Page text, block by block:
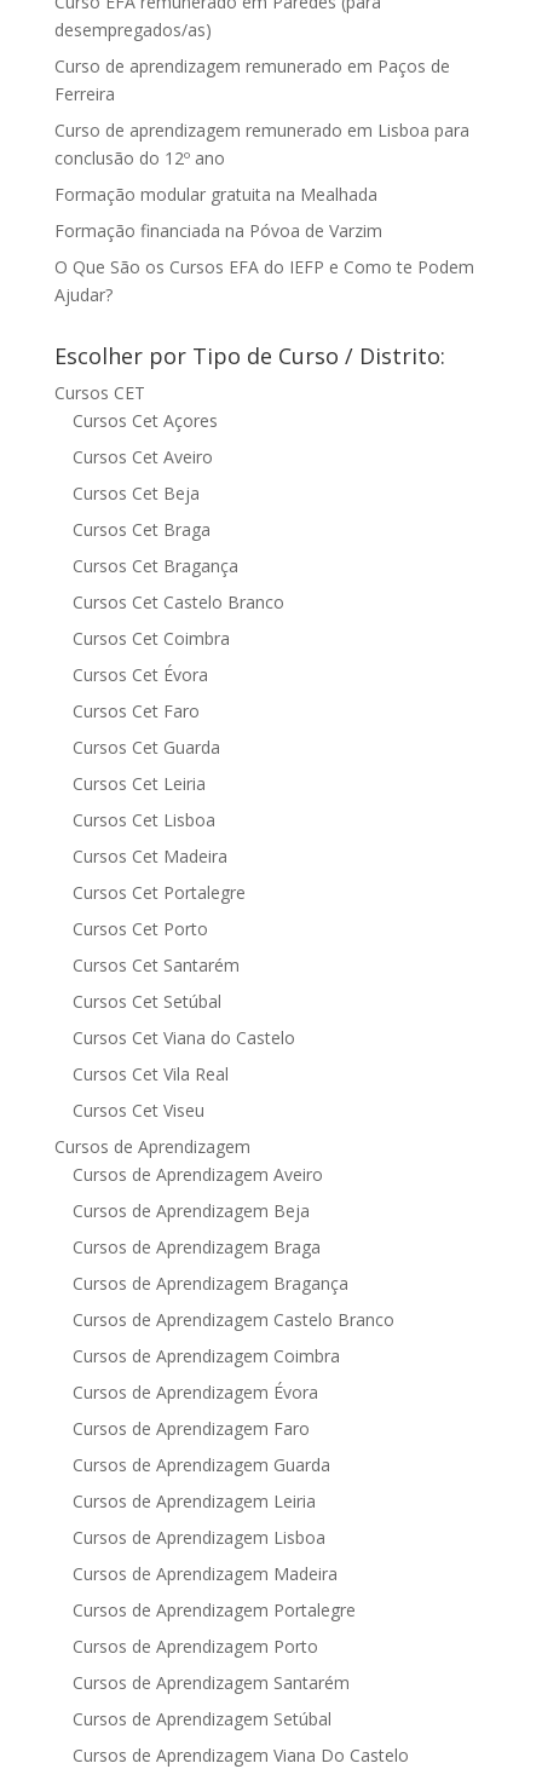
desempregados/as)
Curso de aprendizagem remunerado em Paços de
Ferreira
Curso de aprendizagem remunerado em Lisboa para
conclusão do 12º ano
Formação modular gratuita na Mealhada
Formação financiada na Póvoa de Varzim
O Que São os Cursos EFA do IEFP e Como te Podem
Ajudar?
Escolher por Tipo de Curso / Distrito:
Cursos CET
Cursos Cet Açores
Cursos Cet Aveiro
Cursos Cet Beja
Cursos Cet Braga
Cursos Cet Bragança
Cursos Cet Castelo Branco
Cursos Cet Coimbra
Cursos Cet Évora
Cursos Cet Faro
Cursos Cet Guarda
Cursos Cet Leiria
Cursos Cet Lisboa
Cursos Cet Madeira
Cursos Cet Portalegre
Cursos Cet Porto
Cursos Cet Santarém
Cursos Cet Setúbal
Cursos Cet Viana do Castelo
Cursos Cet Vila Real
Cursos Cet Viseu
Cursos de Aprendizagem
Cursos de Aprendizagem Aveiro
Cursos de Aprendizagem Beja
Cursos de Aprendizagem Braga
Cursos de Aprendizagem Bragança
Cursos de Aprendizagem Castelo Branco
Cursos de Aprendizagem Coimbra
Cursos de Aprendizagem Évora
Cursos de Aprendizagem Faro
Cursos de Aprendizagem Guarda
Cursos de Aprendizagem Leiria
Cursos de Aprendizagem Lisboa
Cursos de Aprendizagem Madeira
Cursos de Aprendizagem Portalegre
Cursos de Aprendizagem Porto
Cursos de Aprendizagem Santarém
Cursos de Aprendizagem Setúbal
Cursos de Aprendizagem Viana Do Castelo